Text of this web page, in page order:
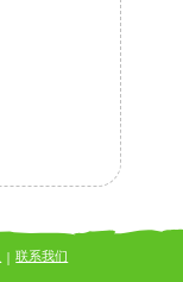
|联系我们